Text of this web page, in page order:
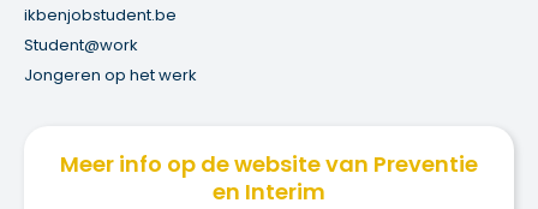
ikbenjobstudent.be
Student@work
Jongeren op het werk
Meer info op de website van Preventie
en Interim